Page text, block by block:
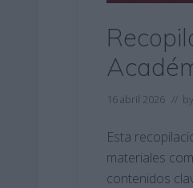
16 abril 2026 // by
Esta
materiales
contenidos